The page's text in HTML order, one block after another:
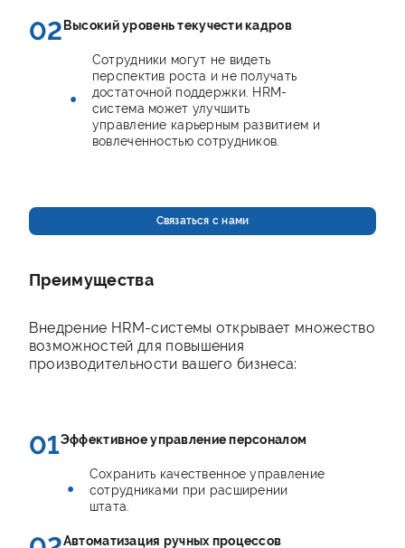
02 Высокий уровень текучести кадров
Сотрудники могут не видеть
перспектив роста и не получать
достаточной поддержки. HRM-
система может улучшить
управление карьерным развитием и
вовлеченностью сотрудников.
Связаться с нами
Преимущества
Внедрение HRM-системы открывает множество
возможностей для повышения
производительности вашего бизнеса:
01Эффективное управление персоналом
Сохранить качественное управление
сотрудниками при расширении
штата.
Автоматизация ручных процессов